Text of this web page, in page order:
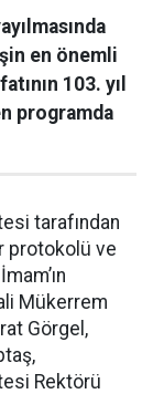
en önemli
103. yıl
programda
tarafından
protokolü ve
Mükerrem
Görgel,
Rektörü